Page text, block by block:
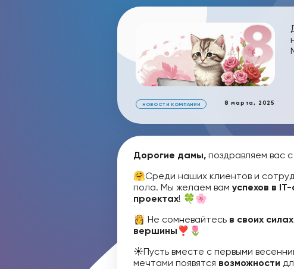
8 марта, 2025
НОВОСТИ КОМПАНИИ
Дорогие дамы, поздравляем вас с
🤗Среди наших клиентов и
пола. Мы желаем вам успехов в
проектах! 🍀🌸
👸 Не сомневайтесь в своих силах
вершины ❣️🌷
☀️Пусть вместе с первыми
мечтами появятся возможности